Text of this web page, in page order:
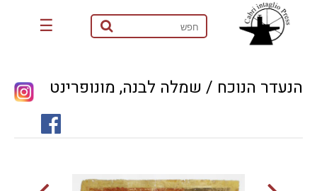
☰
הנעדר הנוכח / שמלה לבנה, מונופרינט